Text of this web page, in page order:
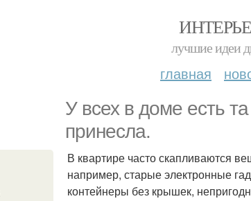
лучшие идеи
главная
У всех в доме есть
принесла.
В квартире часто скапливаются
например, старые электронные
контейнеры без крышек,